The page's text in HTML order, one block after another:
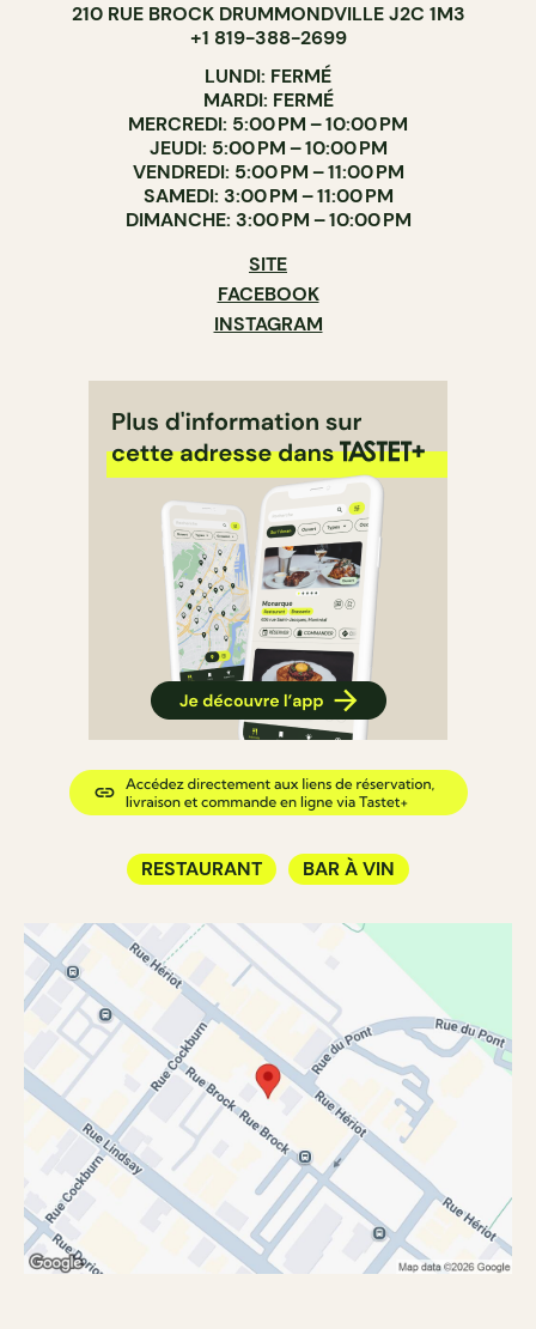
210 RUE BROCK DRUMMONDVILLE J2C 1M3
+1 819-388-2699
LUNDI: FERMÉ
MARDI: FERMÉ
MERCREDI: 5:00 PM – 10:00 PM
JEUDI: 5:00 PM – 10:00 PM
VENDREDI: 5:00 PM – 11:00 PM
SAMEDI: 3:00 PM – 11:00 PM
DIMANCHE: 3:00 PM – 10:00 PM
SITE
FACEBOOK
INSTAGRAM
RESTAURANT BAR À VIN